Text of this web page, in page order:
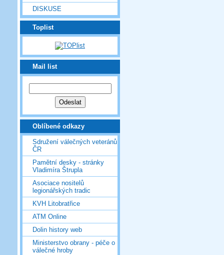
DISKUSE
Toplist
Mail list
Oblíbené odkazy
Sdružení válečných veteránů
ČR
Pamětní desky - stránky
Vladimíra Štrupla
Asociace nositelů
legionářských tradic
KVH Litobratřice
ATM Online
Dolin history web
Ministerstvo obrany - péče o
válečné hroby